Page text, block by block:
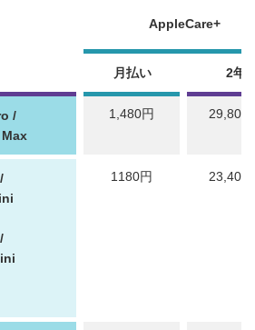
AppleCare+
月払い 2年
/
1,480円 29,800
1180円 23,400